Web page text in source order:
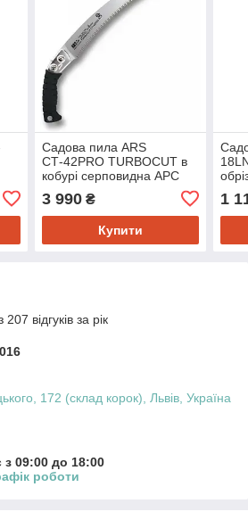
Садова пила ARS
СТ-42PRO TURBOCUT в
кобурі серповидна АРС
для обрізання гілок дерев
3 990₴
Купити
1
відгуків за рік
172 (склад корок), Львів, Україна
09:00 до 18:00
роботи